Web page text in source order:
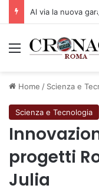
Al via la nuova
Menu
Home / Scienza e
Scienza e Tecnologia
progetti
Julia